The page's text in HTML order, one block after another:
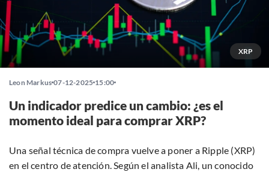
XRP
Leon Markus 07-12-2025 15:00
Un indicador predice un cambio: ¿es el
momento ideal para comprar XRP?
Una señal técnica de compra vuelve a poner a Ripple (XRP)
en el centro de atención. Según el analista Ali, un conocido